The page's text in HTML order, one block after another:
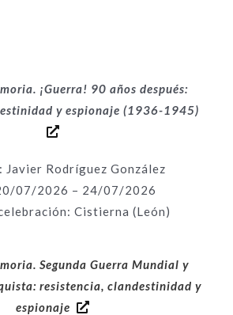
¡Guerra! 90 años después:
y espionaje (1936-1945)
Rodríguez González
/07/2026 – 24/07/2026
Cistierna (León)
Segunda Guerra Mundial y
resistencia, clandestinidad y
espionaje